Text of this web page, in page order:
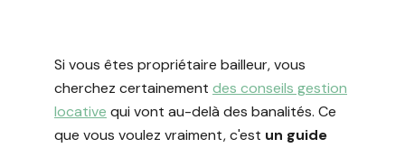
Si vous êtes propriétaire bailleur, vous
cherchez certainement des conseils gestion
locative qui vont au-delà des banalités. Ce
que vous voulez vraiment, c'est un guide